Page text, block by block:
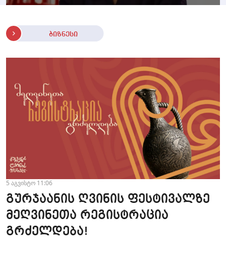
ბიზნესი
5 აგვისტო 11:06
გურჯაანის ღვინის ფესტივალზე
მეღვინეთა რეგისტრაცია
გრძელდება!